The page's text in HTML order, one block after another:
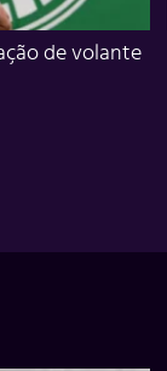
de volante